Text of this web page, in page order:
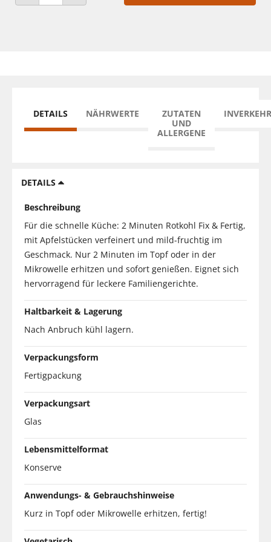
ANZAHL VERRINGERNANZAHL ERHÖHEN
DETAILS NÄHRWERTE
ZUTATEN
UND
ALLERGENE
DETAILS
Beschreibung
Für die schnelle Küche: 2 Minuten Rotkohl Fix & Fertig,
mit Apfelstücken verfeinert und mild-fruchtig im
Geschmack. Nur 2 Minuten im Topf oder in der
Mikrowelle erhitzen und sofort genießen. Eignet sich
hervorragend für leckere Familiengerichte.
Haltbarkeit & Lagerung
Nach Anbruch kühl lagern.
Verpackungsform
Fertigpackung
Verpackungsart
Glas
Lebensmittelformat
Konserve
Anwendungs- & Gebrauchshinweise
Kurz in Topf oder Mikrowelle erhitzen, fertig!